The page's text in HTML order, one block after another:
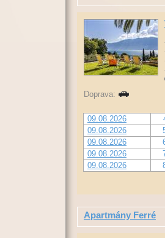
Doprava:
09.08.2026
09.08.2026
09.08.2026
09.08.2026
09.08.2026
Apartmány Ferré